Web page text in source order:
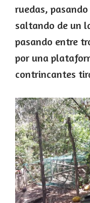
ruedas,
saltando de un
pasando entre
por una
contrincantes